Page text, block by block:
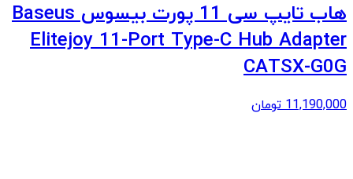
هاب تایپ سی 11 پورت بیسوس Baseus
Elitejoy 11-Port Type-C Hub Adapter
CATSX-G0G
11,190,000 تومان